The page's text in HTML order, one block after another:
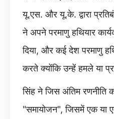
यू.एस. और यू.के. द्वारा
ने अपने परमाणु हथियार
दिया, और कई देश परमाणु
करते क्योंकि उन्हें हमले या
सिंह ने जिस अंतिम रणनीति
"समायोजन", जिसमें एक या